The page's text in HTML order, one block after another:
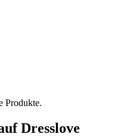
Produkte.
Dresslove